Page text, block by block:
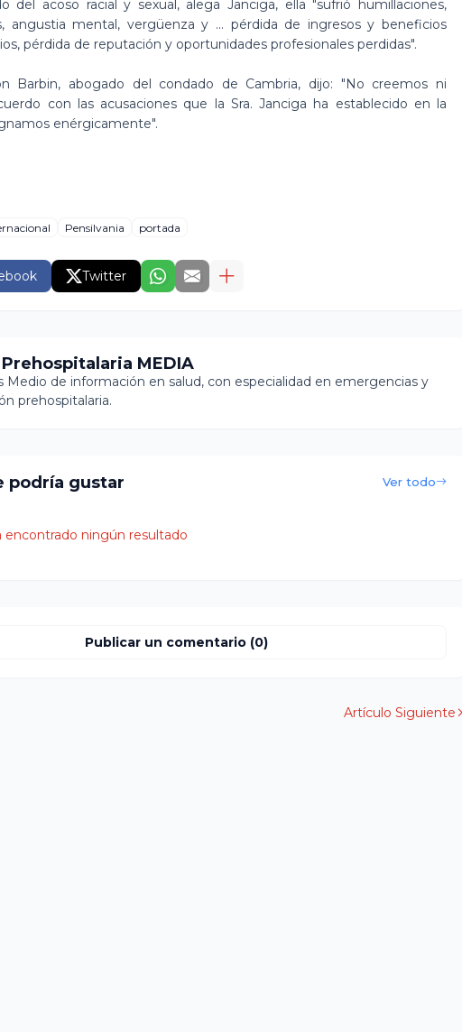
del acoso racial y sexual, alega Janciga, ella "sufrió humillaciones,
angustia mental, vergüenza y ... pérdida de ingresos y beneficios
pérdida de reputación y oportunidades profesionales perdidas".
Barbin, abogado del condado de Cambria, dijo: "No creemos ni
con las acusaciones que la Sra. Janciga ha establecido en la
enérgicamente".
Pensilvania portada
Twitter
Prehospitalaria MEDIA
Medio de información en salud, con especialidad en emergencias y
prehospitalaria.
podría gustar Ver todo
encontrado ningún resultado
Publicar un comentario (0)
Artículo Siguiente